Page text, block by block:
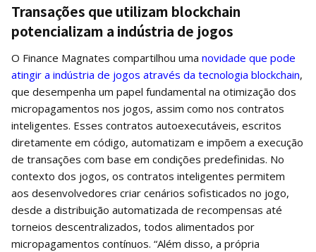
Transações que utilizam blockchain
potencializam a indústria de jogos
O Finance Magnates compartilhou uma novidade que pode
atingir a indústria de jogos através da tecnologia blockchain,
que desempenha um papel fundamental na otimização dos
micropagamentos nos jogos, assim como nos contratos
inteligentes. Esses contratos autoexecutáveis, escritos
diretamente em código, automatizam e impõem a execução
de transações com base em condições predefinidas. No
contexto dos jogos, os contratos inteligentes permitem
aos desenvolvedores criar cenários sofisticados no jogo,
desde a distribuição automatizada de recompensas até
torneios descentralizados, todos alimentados por
micropagamentos contínuos. “Além disso, a própria